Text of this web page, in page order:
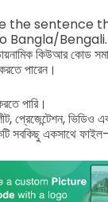
the sentence
Bangla/Bengali.
কিউআর কোড
পারেন।
পারি।
প্রেজেন্টেশন,
সবকিছু একসাথে